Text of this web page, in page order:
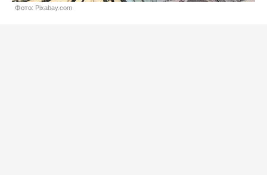
Фото: Pixabay.com